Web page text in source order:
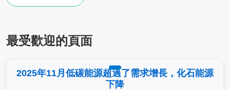
最受歡迎的頁面
2025年11月低碳能源超過了需求增長，化石能源
下降